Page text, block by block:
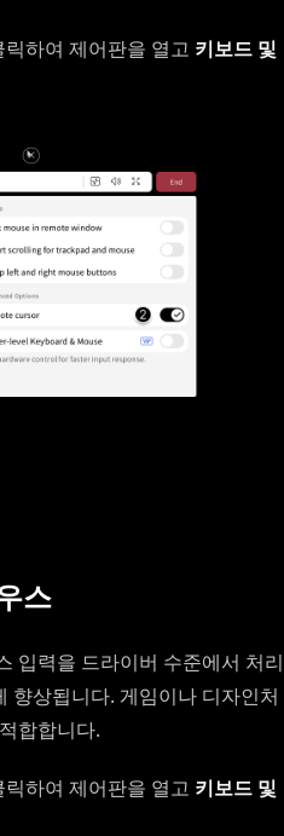
하여 제어판을 열고 키보드 및
스
입력을 드라이버 수준에서 처리
향상됩니다. 게임이나 디자인처
합합니다.
하여 제어판을 열고 키보드 및